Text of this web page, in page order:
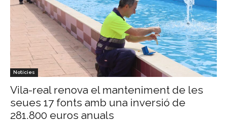
Notícies
Vila-real renova el manteniment de les
seues 17 fonts amb una inversió de
281.800 euros anuals